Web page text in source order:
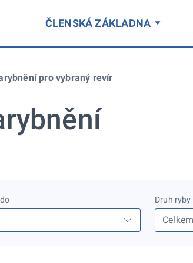
ČLENSKÁ ZÁKLADNA
pro vybraný revír
Druh ryby